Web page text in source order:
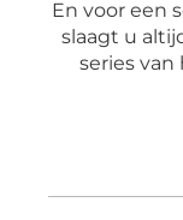
En voor een
slaagt u
series